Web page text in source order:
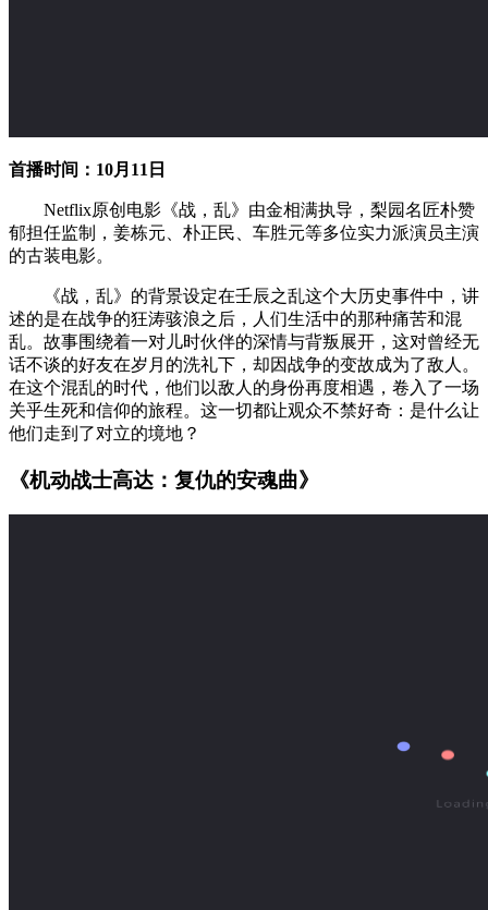
首播时间：10月11日
Netflix原创电影《战，乱》由金相满执导，梨园名匠朴赞
郁担任监制，姜栋元、朴正民、车胜元等多位实力派演员主演
的古装电影。
《战，乱》的背景设定在壬辰之乱这个大历史事件中，讲
述的是在战争的狂涛骇浪之后，人们生活中的那种痛苦和混
乱。故事围绕着一对儿时伙伴的深情与背叛展开，这对曾经无
话不谈的好友在岁月的洗礼下，却因战争的变故成为了敌人。
在这个混乱的时代，他们以敌人的身份再度相遇，卷入了一场
关乎生死和信仰的旅程。这一切都让观众不禁好奇：是什么让
他们走到了对立的境地？
《机动战士高达：复仇的安魂曲》